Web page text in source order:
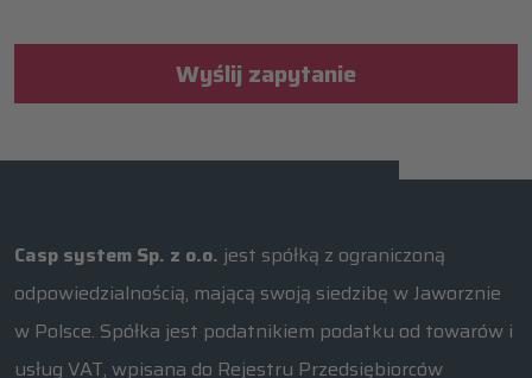
Wyślij zapytanie
Casp system Sp. z o.o. jest spółką z ograniczoną
odpowiedzialnością, mającą swoją siedzibę w Jaworznie
w Polsce. Spółka jest podatnikiem podatku od towarów i
usług VAT, wpisana do Rejestru Przedsiębiorców